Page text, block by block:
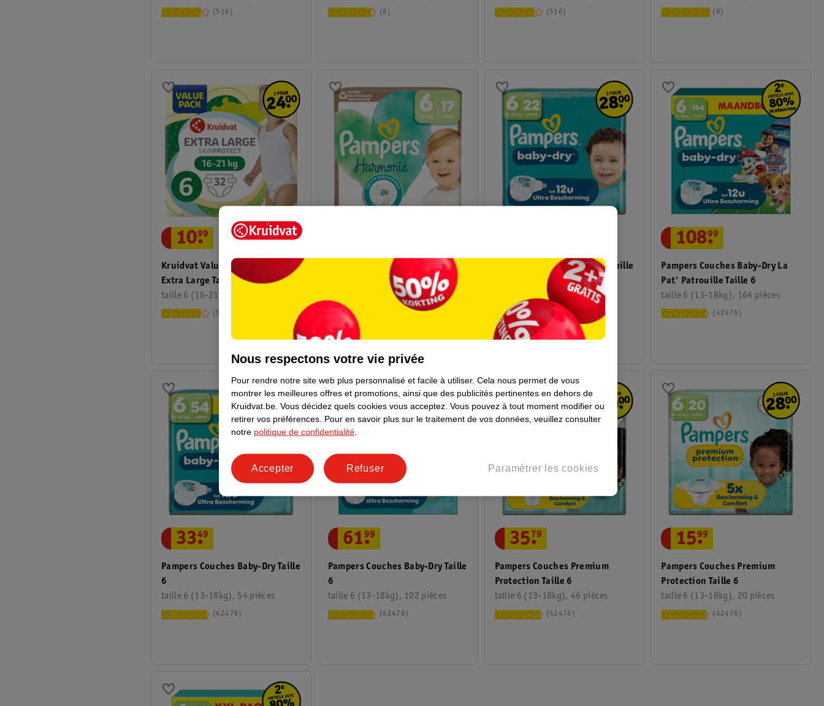
516 8 516 8
Kruidvat Valuepack De Couches
Extra Large Taille 6
taille 6 (16-21 kg), 32 pièces
10.
99
516
Pampers Couches Harmonie
Taille 7 (13+kg), 17 pièces
Pampers Couches Baby-Dry Taille
taille 6 (13-18 kg), 22 pièces
42476
Pampers Couches Baby-Dry La
Pat' Patrouille Taille 6
taille 6 (13-18kg), 164 pièces
108.
99
42476
Pampers Couches Baby-Dry Taille
6
taille 6 (13-18kg), 54 pièces
33.
49
42476
Pampers Couches Baby-Dry Taille
6
taille 6 (13-18kg), 102 pièces
61.
99
42476
Pampers Couches Premium
Protection Taille 6
taille 6 (13-18kg), 46 pièces
35.
79
42476
Pampers Couches Premium
Protection Taille 6
taille 6 (13-18kg), 20 pièces
15.
99
42476
Nous respectons votre vie privée
Pour rendre notre site web plus personnalisé et facile à utiliser. Cela nous permet de vous
montrer les meilleures offres et promotions, ainsi que des publicités pertinentes en dehors de
Kruidvat.be. Vous décidez quels cookies vous acceptez. Vous pouvez à tout moment modifier ou
retirer vos préférences. Pour en savoir plus sur le traitement de vos données, veuillez consulter
notre politique de confidentialité
Paramétrer les cookies
Refuser
Accepter